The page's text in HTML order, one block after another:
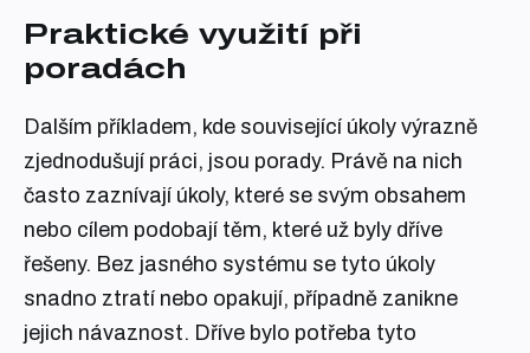
Praktické využití při
poradách
Dalším příkladem, kde související úkoly výrazně
zjednodušují práci, jsou porady. Právě na nich
často zaznívají úkoly, které se svým obsahem
nebo cílem podobají těm, které už byly dříve
řešeny. Bez jasného systému se tyto úkoly
snadno ztratí nebo opakují, případně zanikne
jejich návaznost. Dříve bylo potřeba tyto